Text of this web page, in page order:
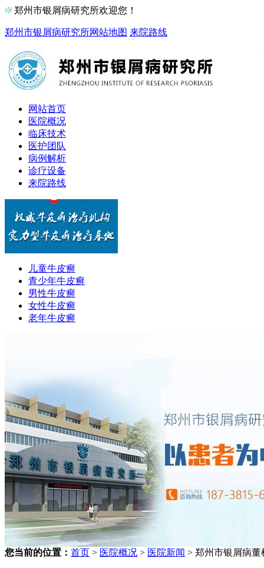
郑州市银屑病研究所欢迎您！
郑州市银屑病研究所网站地图 来院路线
网站首页
医院概况
临床技术
医护团队
病例解析
诊疗设备
来院路线
儿童牛皮癣
青少年牛皮癣
男性牛皮癣
女性牛皮癣
老年牛皮癣
您当前的位置： 首页 > 医院概况 > 医院新闻 > 郑州市银屑病董